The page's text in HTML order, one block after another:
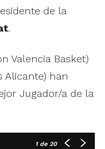
de la
.
Valencia Basket)
Alicante) han
Jugador/a de la
1de 20